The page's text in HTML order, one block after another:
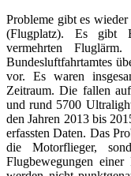
Probleme gibt es
(Flugplatz). Es gibt
vermehrten
Bundesluftfahrtamtes
vor. Es waren
Zeitraum. Die fallen
und rund 5700
den Jahren 2013 bis
erfassten Daten. Das
die Motorflieger,
Flugbewegungen